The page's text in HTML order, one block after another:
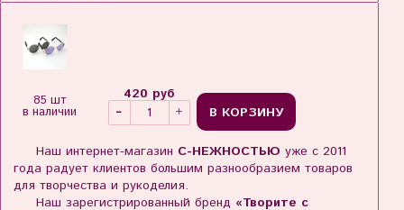
85 шт
в наличии
420 руб
В КОРЗИНУ
Наш интернет-магазин С-НЕЖНОСТЬЮ уже с 2011
года радует клиентов большим разнообразием товаров
для творчества и рукоделия.
Наш зарегистрированный бренд «Творите с